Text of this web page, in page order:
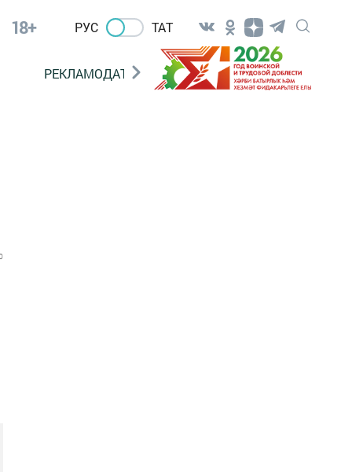
18+ РУС ТАТ
РЕКЛАМОДАТЕЛЯМ